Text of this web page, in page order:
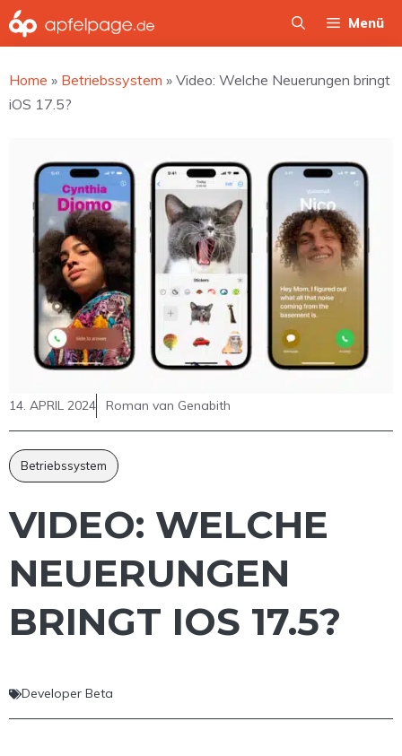
Zum
Inhalt
Menü
Home » Betriebssystem » Video: Welche Neuerungen bringt
iOS 17.5?
14. APRIL 2024 Roman van Genabith
Betriebssystem
VIDEO: WELCHE
NEUERUNGEN
BRINGT IOS 17.5?
Developer Beta